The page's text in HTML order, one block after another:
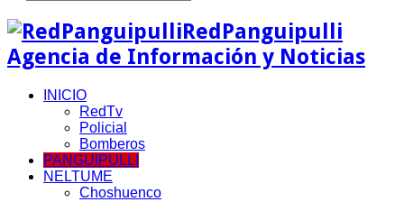
RedPanguipulli
Agencia de Información y Noticias
INICIO
RedTv
Policial
Bomberos
PANGUIPULLI
NELTUME
Choshuenco